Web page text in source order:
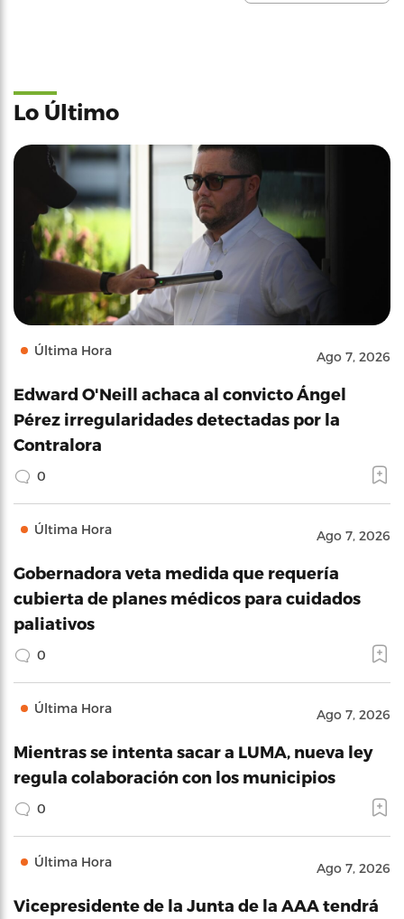
Lo Último
Última Hora Ago 7, 2026
Edward O'Neill achaca al convicto Ángel
Pérez irregularidades detectadas por la
Contralora
0
Última Hora Ago 7, 2026
Gobernadora veta medida que requería
cubierta de planes médicos para cuidados
paliativos
0
Última Hora Ago 7, 2026
Mientras se intenta sacar a LUMA, nueva ley
regula colaboración con los municipios
0
Última Hora Ago 7, 2026
Vicepresidente de la Junta de la AAA tendrá